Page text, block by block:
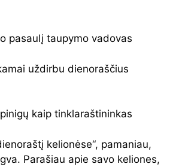
pasaulį taupymo vadovas
uždirbu dienoraščius
kaip tinklaraštininkas
kelionėse“, pamaniau,
Parašiau apie savo keliones,